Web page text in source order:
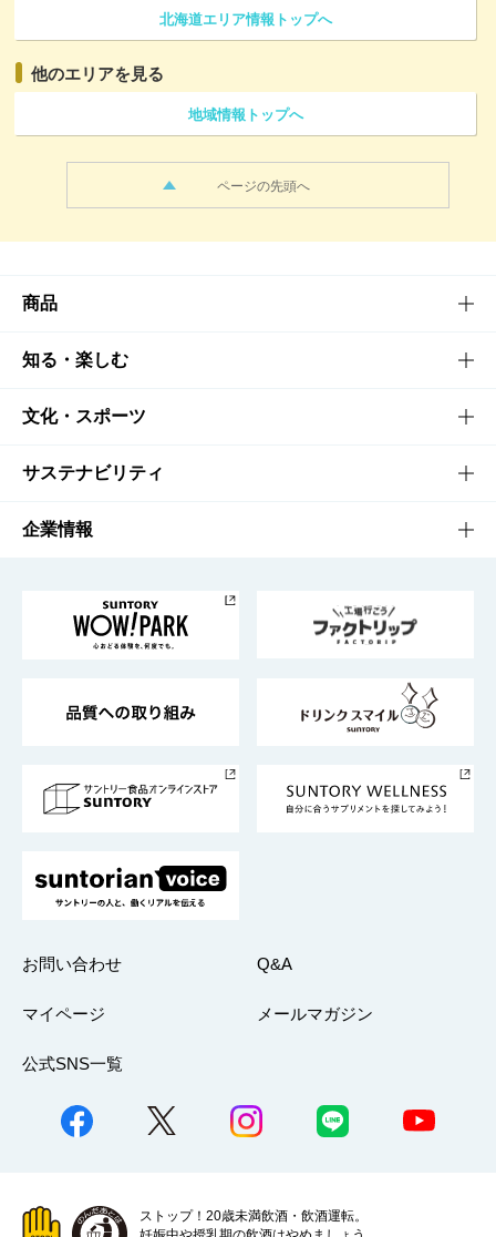
北海道エリア情報トップへ
他のエリアを見る
地域情報トップへ
ページの先頭へ
商品
商品TOP
商品一覧
商品発売情報
栄養成分一覧
知る・楽しむ
知る・楽しむTOP
キャンペーン
工場見学
地域情報
文化・スポーツ
文化・スポーツTOP
サントリーホール
サントリーサンバーズ大阪
サステナビリティ
サステナビリティTOP
サントリーが考えるサステナビリティ経営
企業情報
企業概要
採用情報
お問い合わせ Q&A
マイページ メールマガジン
公式SNS一覧
ストップ！20歳未満飲酒・飲酒運転。